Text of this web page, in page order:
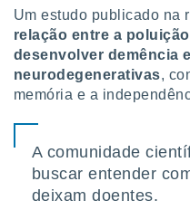
a
cookies,
a
site
lo de
Um estudo publicado na
relação entre a
desenvolver demência
neurodegenerativas,
memória e a
A comunidade
buscar entender
deixam doentes.